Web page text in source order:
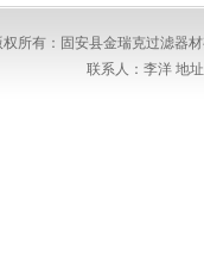
权所有：固安县金瑞克过滤器
联系人：李洋 地